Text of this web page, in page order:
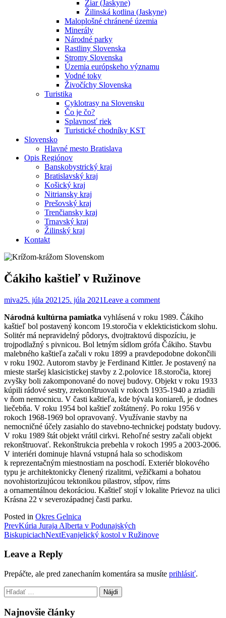
Žiar (Jaskyne)
Žilinská kotlina (Jaskyne)
Maloplošné chránené územia
Minerály
Národné parky
Rastliny Slovenska
Stromy Slovenska
Územia európskeho významu
Vodné toky
Živočíchy Slovenska
Turistika
Cyklotrasy na Slovensku
Čo je čo?
Splavnosť riek
Turistické chodníky KST
Slovensko
Hlavné mesto Bratislava
Opis Regiónov
Banskobystrický kraj
Bratislavský kraj
Košický kraj
Nitriansky kraj
Prešovský kraj
Trenčiansky kraj
Trnavský kraj
Žilinský kraj
Kontakt
Čákiho kaštieľ v Ružinove
miva25. júla 2021 25. júla 2021Leave a comment
Národná kultúrna pamiatka vyhlásená v roku 1989. Čákiho
kaštieľ bol postavený koncom 19.storočia v eklekticistickom slohu.
Solitér má nepravidelný pôdorys, dvojtraktovú dispozíciu, je
trojpodlažný s pivnicou. Bol letným sídlom grófa Čákiho. Stavbu
malebného kaštieľa začali v roku 1899 a pravdepodobne dokončili
v roku 1902. Autorom stavby je Ferdinand Kittler. Je postavený na
mieste staršej klasicistickej stavby z 2.polovice 18.storočia, ktorej
zvyšky boli zakomponované do novej budovy. Objekt v roku 1933
kúpili rádové sestry, zrekonštruovali v rokoch 1935-1940 a zriadili
v ňom nemocnicu. V časti kaštieľa, kde bývala koniareň, je dodnes
liečebňa. V roku 1954 bol kaštieľ zoštátnený. Po roku 1956 v
rokoch 1968-1969 bol opravovaný. Využívanie stavby na
nemocničné účely zasiahlo do stavebno-technickej podstaty budovy.
V roku 1989 štát objekt vrátil cirkvi. Rehoľné sestry začali objekt
rekonštruovať. Rekonštrukcia prebehla v rokoch 1995 a 2003-2006.
V interiéri dominuje hlavná vstupná hala so schodiskom
k reprezentačným miestnostiam na poschodí. Exteriér blokového
typu je architektonicky členený rizalitmi, vežičkami a bohatou
novohistorizujúcou tektonikou pilastrov, stĺpov, ríms
a ornamentálnou dekoráciou. Kaštieľ stojí v lokalite Prievoz na ulici
Krásna 22 v severozápadnej časti parku.
Posted in Okres Gelnica
Post
navigation
PrevKúria Juraja Alberta v Podunajských
BiskupiciachNextEvanjelický kostol v Ružinove
Leave a Reply
Prepáčte, ale pred zanechaním komentára sa musíte prihlásiť.
Hľadať:
Najnovšie články